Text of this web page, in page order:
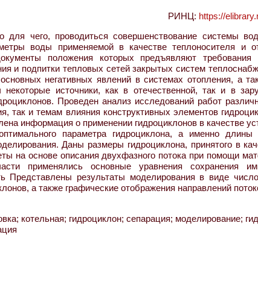
РИНЦ: https://
для чего, проводиться совершенствование системы
воды применяемой в качестве теплоносителя и
положения которых предъявляют требования
и подпитки тепловых сетей закрытых систем
негативных явлений в системах отопления, а
источники, как в отечественной, так и в
Проведен анализ исследований работ
так и темам влияния конструктивных элементов
информация о применении гидроциклонов в качестве
параметра гидроциклона, а именно
Даны размеры гидроциклона, принятого в
на основе описания двухфазного потока при помощи
применялись основные уравнения сохранения
Представлены результаты моделирования в виде
а также графические отображения направлений
котельная; гидроциклон; сепарация; моделирование;